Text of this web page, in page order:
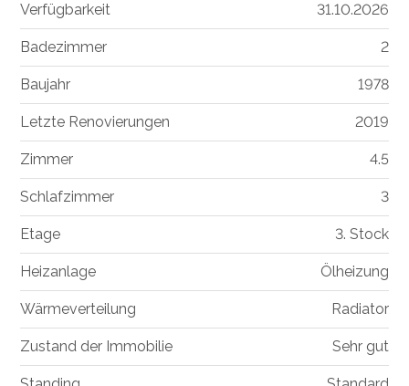
Verfügbarkeit 31.10.2026
Badezimmer 2
Baujahr 1978
Letzte Renovierungen 2019
Zimmer 4.5
Schlafzimmer 3
Etage 3. Stock
Heizanlage Ölheizung
Wärmeverteilung Radiator
Zustand der Immobilie Sehr gut